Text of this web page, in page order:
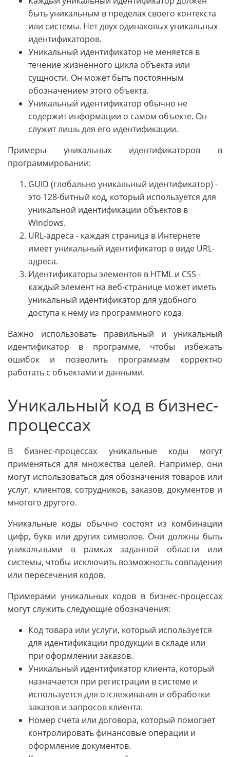
быть уникальным в пределах своего контекста
или системы. Нет двух одинаковых уникальных
идентификаторов.
Уникальный идентификатор не меняется в
течение жизненного цикла объекта или
сущности. Он может быть постоянным
обозначением этого объекта.
Уникальный идентификатор обычно не
содержит информации о самом объекте. Он
служит лишь для его идентификации.
Примеры уникальных идентификаторов в
программировании:
GUID (глобально уникальный идентификатор) -
это 128-битный код, который используется для
уникальной идентификации объектов в
Windows.
URL-адреса - каждая страница в Интернете
имеет уникальный идентификатор в виде URL-
адреса.
Идентификаторы элементов в HTML и CSS -
каждый элемент на веб-странице может иметь
уникальный идентификатор для удобного
доступа к нему из программного кода.
Важно использовать правильный и уникальный
идентификатор в программе, чтобы избежать
ошибок и позволить программам корректно
работать с объектами и данными.
Уникальный код в бизнес-
процессах
В бизнес-процессах уникальные коды могут
применяться для множества целей. Например, они
могут использоваться для обозначения товаров или
услуг, клиентов, сотрудников, заказов, документов и
многого другого.
Уникальные коды обычно состоят из комбинации
цифр, букв или других символов. Они должны быть
уникальными в рамках заданной области или
системы, чтобы исключить возможность совпадения
или пересечения кодов.
Примерами уникальных кодов в бизнес-процессах
могут служить следующие обозначения:
Код товара или услуги, который используется
для идентификации продукции в складе или
при оформлении заказов.
Уникальный идентификатор клиента, который
назначается при регистрации в системе и
используется для отслеживания и обработки
заказов и запросов клиента.
Номер счета или договора, который помогает
контролировать финансовые операции и
оформление документов.